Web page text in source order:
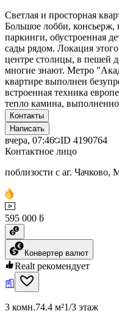
Светлая и просторная
Большое лобби,
паркинги, обустроенная
сады рядом. Локация
центре столицы, в пешей
многие знают. Метро
квартире выполнен
встроенная техника
тепло камина,
Контакты
Написать
вчера, 07:46 ID 4190764
Контактное лицо
поблизости с аг. Чачково,
595 000 ƃ
Конвертер валют
Realt рекомендует
3 комн.74.4 м²1/3 этаж